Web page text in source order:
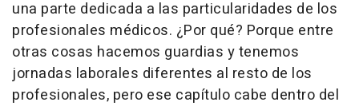
una parte dedicada a las particularidades de los
profesionales médicos. ¿Por qué? Porque entre
otras cosas hacemos guardias y tenemos
jornadas laborales diferentes al resto de los
profesionales, pero ese capítulo cabe dentro del